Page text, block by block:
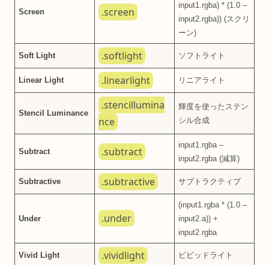
Screen .screen
input1.rgba) * (1.0 –
input2.rgba)) (スクリ
ーン)
Soft Light .softlight ソフトライト
Linear Light .linearlight リニアライト
Stencil Luminance
.stencillumina
nce
輝度を使ったステン
シル合成
Subtract .subtract
input1.rgba –
input2.rgba (減算)
Subtractive .subtractive サブトラクティブ
Under .under
(input1.rgba * (1.0 –
input2.a)) +
input2.rgba
Vivid Light .vividlight ビビッドライト